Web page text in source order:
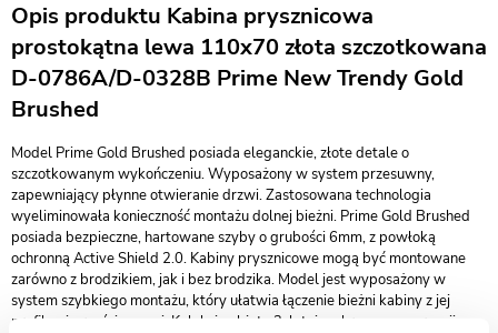
Opis produktu Kabina prysznicowa
prostokątna lewa 110x70 złota szczotkowana
D-0786A/D-0328B Prime New Trendy Gold
Brushed
Model Prime Gold Brushed posiada eleganckie, złote detale o
szczotkowanym wykończeniu. Wyposażony w system przesuwny,
zapewniający płynne otwieranie drzwi. Zastosowana technologia
wyeliminowała konieczność montażu dolnej bieżni. Prime Gold Brushed
posiada bezpieczne, hartowane szyby o grubości 6mm, z powłoką
ochronną Active Shield 2.0. Kabiny prysznicowe mogą być montowane
zarówno z brodzikiem, jak i bez brodzika. Model jest wyposażony w
system szybkiego montażu, który ułatwia łączenie bieżni kabiny z jej
profilami przyściennymi. Kolekcja objęta 3-letnim okresem gwarancji.